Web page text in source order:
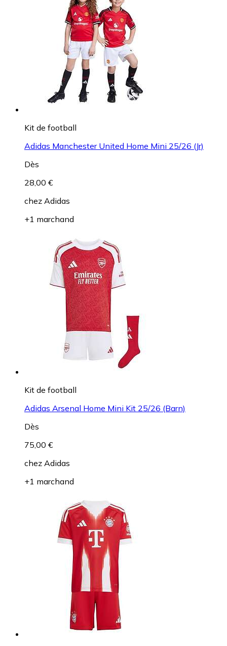
Kit de football
Adidas Manchester United Home Mini 25/26 (Jr)
Dès
28,00 €
chez Adidas
+1 marchand
Kit de football
Adidas Arsenal Home Mini Kit 25/26 (Barn)
Dès
75,00 €
chez Adidas
+1 marchand